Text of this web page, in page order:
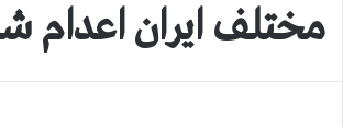
مختلف ایران اعدام